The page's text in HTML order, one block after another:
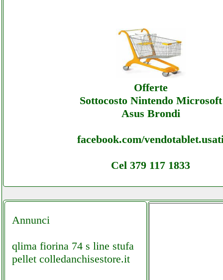
Ducatienergia - Offerte Ecommerce
Ducatienergia - Offerte Ecommerce
Offerte
Sottocosto Nintendo Microsoft
Asus Brondi
facebook.com/
Cel 379 117 1833
Annunci
qlima fiorina 74 s line stufa
pellet colledanchisestore.it